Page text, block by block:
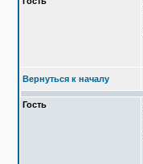
Вернуться к началу
Гость